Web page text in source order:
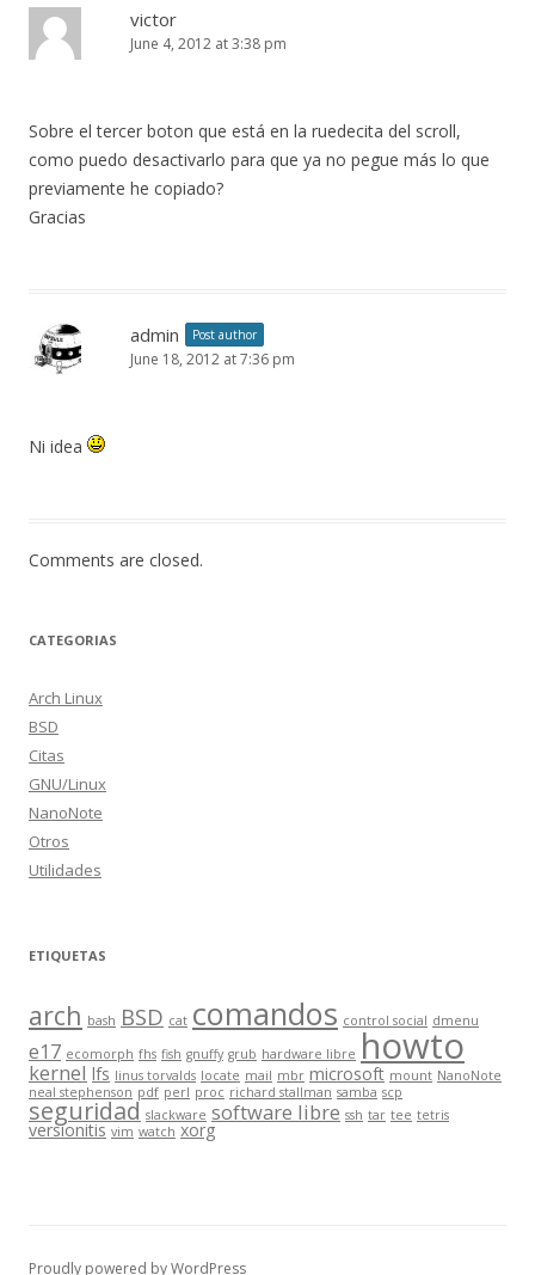
victor
June 4, 2012 at 3:38 pm
Sobre el tercer boton que está en la ruedecita del scroll,
como puedo desactivarlo para que ya no pegue más lo que
previamente he copiado?
Gracias
admin Post author
June 18, 2012 at 7:36 pm
Ni idea
Comments are closed.
CATEGORIAS
Arch Linux
BSD
Citas
GNU/Linux
NanoNote
Otros
Utilidades
ETIQUETAS
arch bash BSD cat comandos control social dmenu
e17 ecomorph fhs fish gnuffy grub hardware libre howto
kernel lfs linus torvalds locate mail mbr microsoft mount NanoNote
neal stephenson pdf perl proc richard stallman samba scp
seguridad slackware software libre ssh tar tee tetris
versionitis vim watch xorg
Proudly powered by WordPress